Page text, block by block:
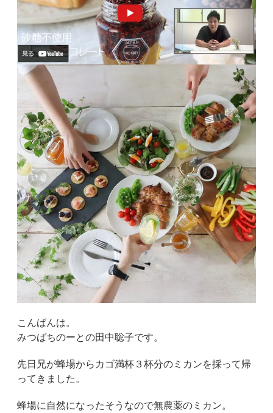
こんばんは。
みつばちのーとの田中聡子です。
先日兄が蜂場からカゴ満杯３杯分のミカンを採って帰
ってきました。
蜂場に自然になったそうなので無農薬のミカン。